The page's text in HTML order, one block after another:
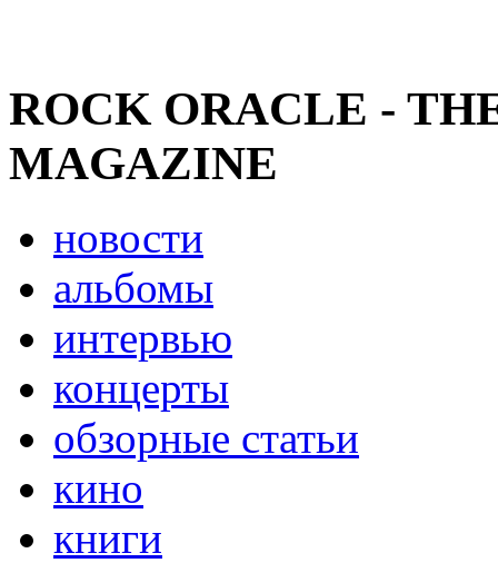
ROCK ORACLE -
MAGAZINE
новости
альбомы
интервью
концерты
обзорные статьи
кино
книги